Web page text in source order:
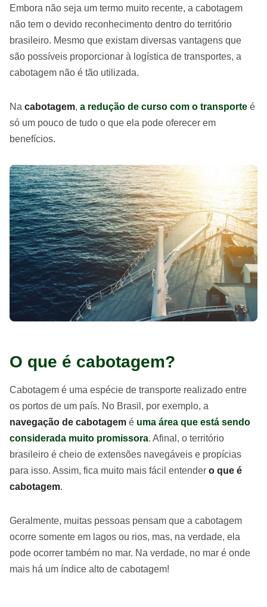
Embora não seja um termo muito recente, a cabotagem
não tem o devido reconhecimento dentro do território
brasileiro. Mesmo que existam diversas vantagens que
são possíveis proporcionar à logística de transportes, a
cabotagem não é tão utilizada.
Na cabotagem, a redução de curso com o transporte é
só um pouco de tudo o que ela pode oferecer em
benefícios.
O que é cabotagem?
Cabotagem é uma espécie de transporte realizado entre
os portos de um país. No Brasil, por exemplo, a
navegação de cabotagem é uma área que está sendo
considerada muito promissora. Afinal, o território
brasileiro é cheio de extensões navegáveis e propícias
para isso. Assim, fica muito mais fácil entender o que é
cabotagem.
Geralmente, muitas pessoas pensam que a cabotagem
ocorre somente em lagos ou rios, mas, na verdade, ela
pode ocorrer também no mar. Na verdade, no mar é onde
mais há um índice alto de cabotagem!